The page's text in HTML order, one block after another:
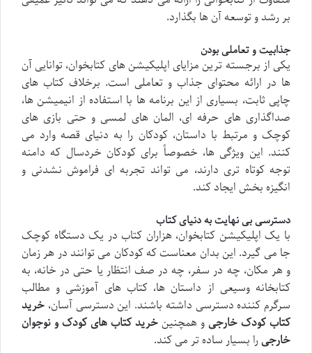
بر رشد و توسعه آن ها بگذارد.
جذابیت و تعاملی بودن
یکی از برجسته ترین مزایای اپلیکیشن های کتابخوان، توانایی آن
ها در ارائه محتوای جذاب و تعاملی است. برخلاف کتاب های
چاپی ثابت، بسیاری از این برنامه ها با استفاده از انیمیشن ها،
صداگذاری های حرفه ای، المان های لمسی و حتی بازی های
کوچک و مرتبط با داستان، کودکان را به دنیای قصه وارد می
کنند. این ویژگی ها، خصوصاً برای کودکان خردسال که دامنه
توجه کوتاه تری دارند، می تواند تجربه ای فراموش نشدنی و
انگیزه بخش ایجاد کند.
دسترسی بی نهایت به دنیای کتاب
با یک اپلیکیشن کتابخوان، هزاران کتاب در یک دستگاه کوچک
جا می گیرد. این بدان معناست که کودکان می توانند در هر زمان
و هر مکان، چه در سفر، چه در صف انتظار یا حتی در خانه، به
کتابخانه وسیعی از داستان ها، کتاب های آموزشی و مطالب
سرگرم کننده دسترسی داشته باشند. این دسترسی آسان، خرید
کتاب کودک خارجیو همچنینخرید کتاب های کودک و نوجوان
خارجیرا بسیار ساده تر می کند.